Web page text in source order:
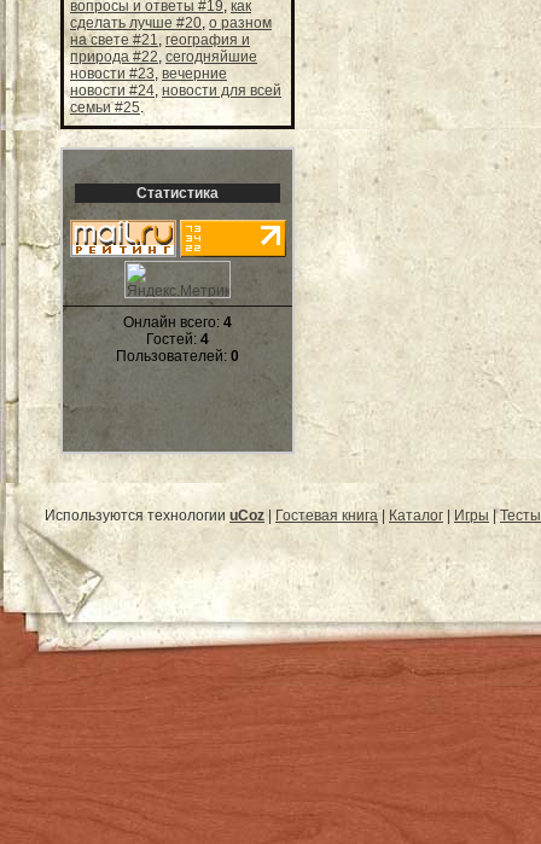
вопросы и ответы #19, как
сделать лучше #20, о разном
на свете #21, география и
природа #22, сегодняйшие
новости #23, вечерние
новости #24, новости для всей
семьи #25.
Статистика
Онлайн всего: 4
Гостей: 4
Пользователей: 0
Используются технологии uCoz Гостевая книга| Каталог Игры |Тесты